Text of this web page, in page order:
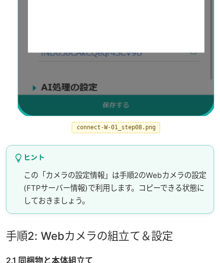
connect-W-01_step08.png
ヒント
この「カメラの設定情報」は手順2のWebカメラの設定
(FTPサーバー情報)で利用します。コピーできる状態に
しておきましょう。
手順2: Webカメラの組立て＆設定
2.1 同梱物と本体組立て